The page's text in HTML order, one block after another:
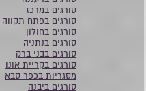
סורגים במרכז
סורגים בפתח תקווה
סורגים בחולון
סורגים בנתניה
סורגים בבני ברק
סורגים בקריית אונו
מסגריות בכפר סבא
סורגים ביבנה